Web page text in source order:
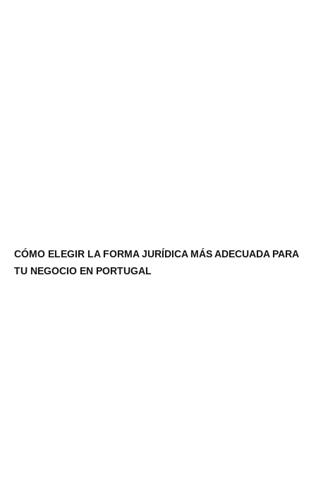
CÓMO ELEGIR LA FORMA JURÍDICA MÁS ADECUADA PARA
TU NEGOCIO EN PORTUGAL